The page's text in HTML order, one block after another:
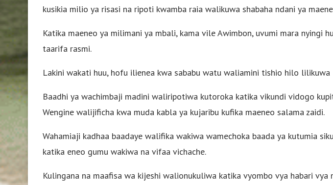
kusikia milio ya risasi na ripoti kwamba raia walikuwa shabaha ndani ya
Katika maeneo ya milimani ya mbali, kama vile Awimbon, uvumi mara nyingi
taarifa rasmi.
Lakini wakati huu, hofu ilienea kwa sababu watu waliamini tishio hilo
Baadhi ya wachimbaji madini waliripotiwa kutoroka katika vikundi vidogo
Wengine walijificha kwa muda kabla ya kujaribu kufika maeneo salama zaidi.
Wahamiaji kadhaa baadaye walifika wakiwa wamechoka baada ya kutumia
katika eneo gumu wakiwa na vifaa vichache.
Kulingana na maafisa wa kijeshi walionukuliwa katika vyombo vya habari vya